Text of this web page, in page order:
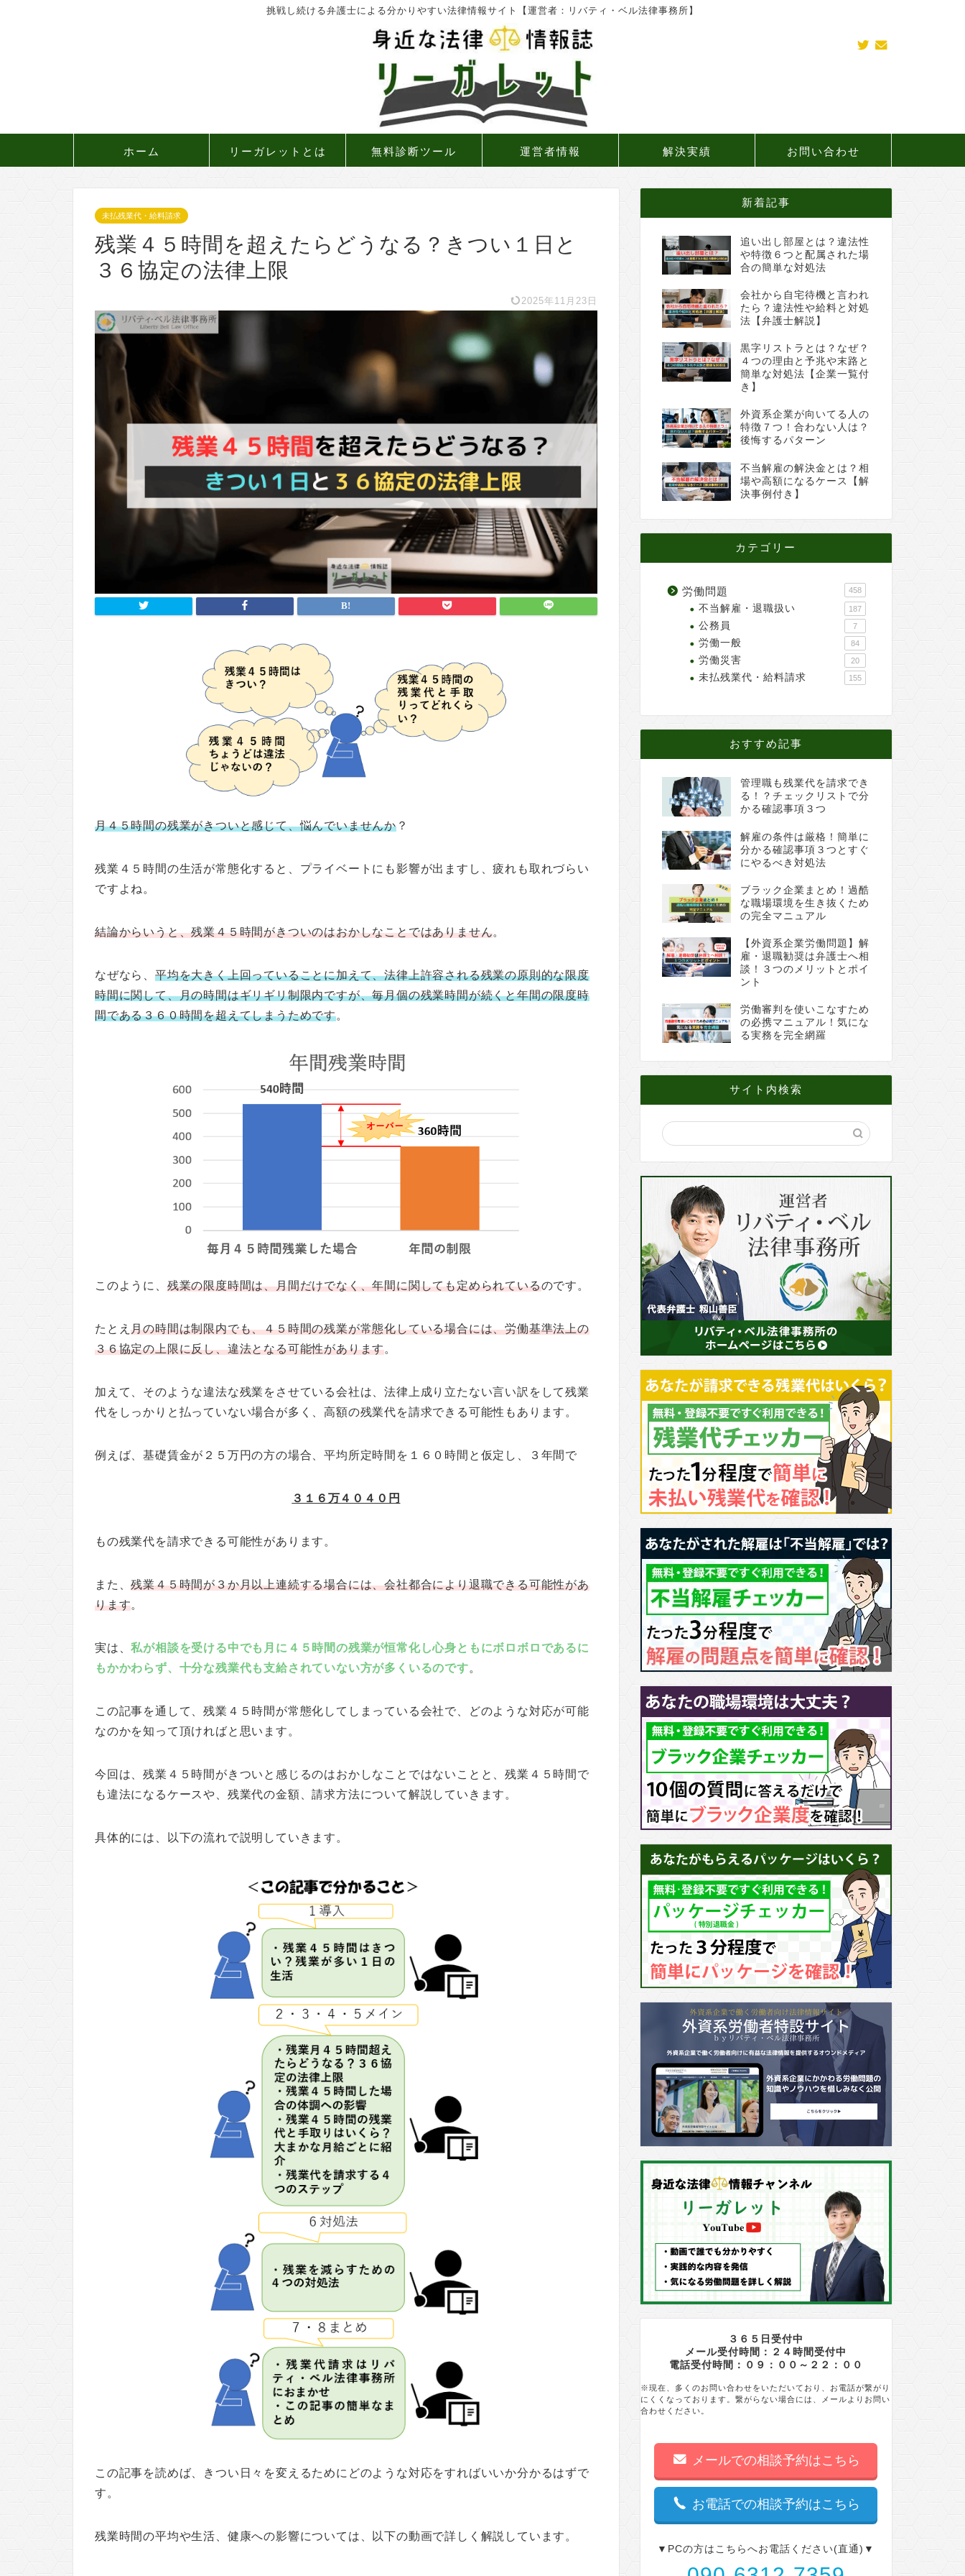
挑戦し続ける弁護士による分かりやすい法律情報サイト【運営者：リバティ・ベル法律事務所】
ホーム リーガレットとは 無料診断ツール 運営者情報 解決実績 お問い合わせ
未払残業代・給料請求
残業４５時間を超えたらどうなる？きつい１日と
３６協定の法律上限
2025年11月23日
月４５時間の残業がきついと感じて、悩んでいませんか ？
残業４５時間の生活が常態化すると、プライベートにも影響が出ますし、疲れも取れづらい
ですよね。
結論からいうと、残業４５時間がきついのはおかしなことではありません。
なぜなら、 平均を大きく上回っていることに加えて、法律上許容される残業の原則的な限度
時間に関して、月の時間はギリギリ制限内ですが、毎月個の残業時間が続くと年間の限度時
間である３６０時間を超えてしまうためです。
このように、 残業の限度時間は、月間だけでなく、年間に関しても定められているのです。
たとえ月の時間は制限内でも、４５時間の残業が常態化している場合には、労働基準法上の
３６協定の上限に反し、違法となる可能性があります。
加えて、そのような違法な残業をさせている会社は、法律上成り立たない言い訳をして残業
代をしっかりと払っていない場合が多く、高額の残業代を請求できる可能性もあります。
例えば、基礎賃金が２５万円の方の場合、平均所定時間を１６０時間と仮定し、３年間で
３１６万４０４０円
もの残業代を請求できる可能性があります。
また、残業４５時間が３か月以上連続する場合には、会社都合により退職できる可能性があ
ります。
実は、私が相談を受ける中でも月に４５時間の残業が恒常化し心身ともにボロボロであるに
もかかわらず、十分な残業代も支給されていない方が多くいるのです。
この記事を通して、残業４５時間が常態化してしまっている会社で、どのような対応が可能
なのかを知って頂ければと思います。
今回は、残業４５時間がきついと感じるのはおかしなことではないことと、残業４５時間で
も違法になるケースや、残業代の金額、請求方法について解説していきます。
具体的には、以下の流れで説明していきます。
この記事を読めば、きつい日々を変えるためにどのような対応をすればいいか分かるはずで
す。
残業時間の平均や生活、健康への影響については、以下の動画で詳しく解説しています。
新着記事
追い出し部屋とは？違法性
や特徴６つと配属された場
合の簡単な対処法
会社から自宅待機と言われ
たら？違法性や給料と対処
法【弁護士解説】
黒字リストラとは？なぜ？
４つの理由と予兆や末路と
簡単な対処法【企業一覧付
き】
外資系企業が向いてる人の
特徴７つ！合わない人は？
後悔するパターン
不当解雇の解決金とは？相
場や高額になるケース【解
決事例付き】
カテゴリー
労働問題 458
不当解雇・退職扱い 187
公務員 7
労働一般 84
労働災害 20
未払残業代・給料請求 155
おすすめ記事
管理職も残業代を請求でき
る！？チェックリストで分
かる確認事項３つ
解雇の条件は厳格！簡単に
分かる確認事項３つとすぐ
にやるべき対処法
ブラック企業まとめ！過酷
な職場環境を生き抜くため
の完全マニュアル
【外資系企業労働問題】解
雇・退職勧奨は弁護士へ相
談！３つのメリットとポイ
ント
労働審判を使いこなすため
の必携マニュアル！気にな
る実務を完全網羅
サイト内検索
３６５日受付中
メール受付時間：２４時間受付中
電話受付時間：０９：００～２２：００
※現在、多くのお問い合わせをいただいており、お電話が繋がり
にくくなっております。繋がらない場合には、メールよりお問い
合わせください。
メールでの相談予約はこちら
お電話での相談予約はこちら
▼PCの方はこちらへお電話ください(直通)▼